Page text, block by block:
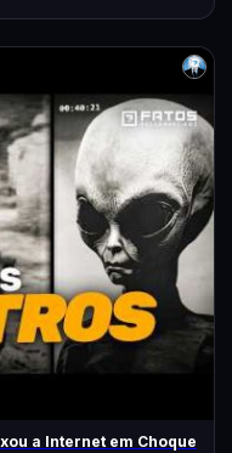
a Internet em Choque